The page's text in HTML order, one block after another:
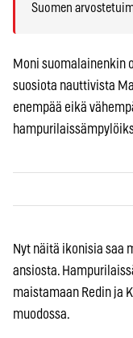
Suomen
Moni suomalainenkin
suosiota nauttivista
enempää eikä
Nyt näitä ikonisia saa
ansiosta.
maistamaan Redin ja
muodossa.